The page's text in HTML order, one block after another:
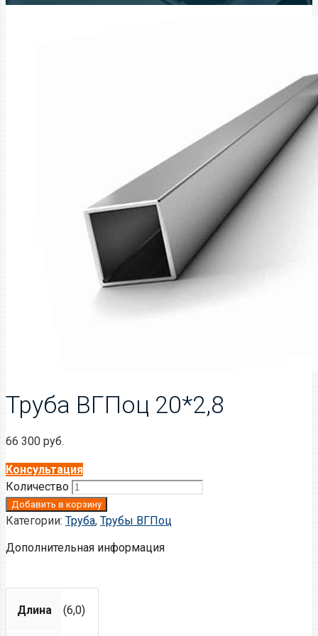
Труба ВГПоц 20*2,8
66 300 руб.
Консультация
Количество
Добавить в корзину
Категории: Труба, Трубы ВГПоц
Дополнительная информация
Длина (6,0)